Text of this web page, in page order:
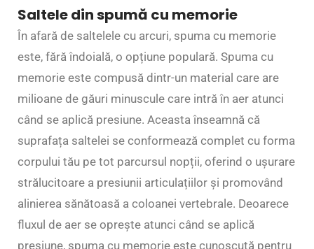
Saltele din spumă cu memorie
În afară de saltelele cu arcuri, spuma cu memorie
este, fără îndoială, o opțiune populară. Spuma cu
memorie este compusă dintr-un material care are
milioane de găuri minuscule care intră în aer atunci
când se aplică presiune. Aceasta înseamnă că
suprafața saltelei se conformează complet cu forma
corpului tău pe tot parcursul nopții, oferind o ușurare
strălucitoare a presiunii articulațiilor și promovând
alinierea sănătoasă a coloanei vertebrale. Deoarece
fluxul de aer se oprește atunci când se aplică
presiune, spuma cu memorie este cunoscută pentru